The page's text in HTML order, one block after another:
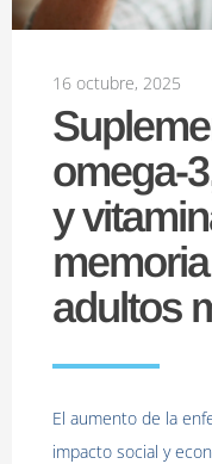
16 octubre, 2025
omega-
y
adultos
El aumento de la
impacto social y